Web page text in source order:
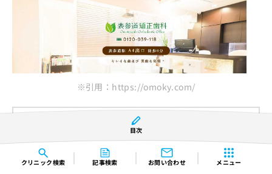
クリニック検索 記事検索 お問い合わせ メニュー
※引用：https://omoky.com/
基本情報（アクセス、住所、診療時間）
東京メトロ 各線 表参道駅 A4出口 徒歩すぐ
目次